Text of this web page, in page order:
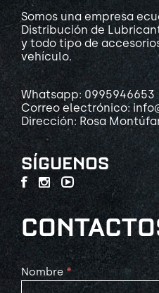
Somos una empresa
Distribución de
y todo tipo de
vehículo.
Whatsapp: 0995946653
Correo electrónico:
Dirección: Rosa
SÍGUENOS
Contact
Us
Nombre *